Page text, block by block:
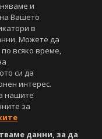
използвани в него, са
сродните му права.
текстови, графични и
на Агенция
Допуска се
писмено съгласие на
добавяне на линк към
видео материали,
и
Вашето
в
Можете да
всяко време,
си да
интерес.
нашите
за
данни, за да